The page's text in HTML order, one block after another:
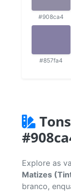
#908ca4
#857fa4
Explore as
Matizes
branco,